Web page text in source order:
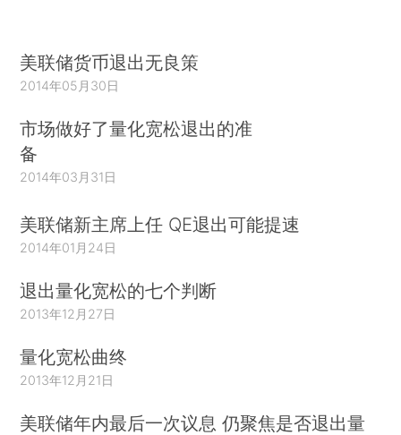
美联储货币退出无良策
2014年05月30日
市场做好了量化宽松退出的准
备
2014年03月31日
美联储新主席上任 QE退出可能提速
2014年01月24日
退出量化宽松的七个判断
2013年12月27日
量化宽松曲终
2013年12月21日
美联储年内最后一次议息 仍聚焦是否退出量